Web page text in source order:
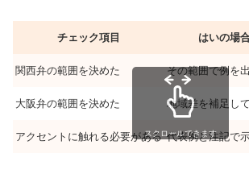
チェック項目 はいの場
関西弁の範囲を決めた その範囲で例を
大阪弁の範囲を決めた 地域差を補足し
アクセントに触れる必要がある 代表例と注記で
スクロールできます